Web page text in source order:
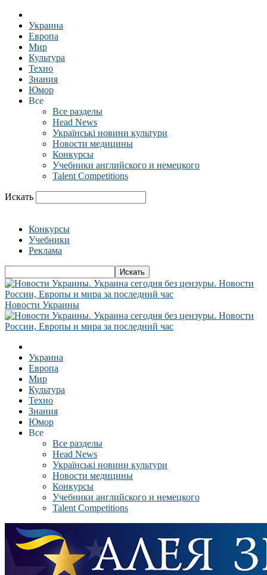
Украина
Европа
Мир
Культура
Техно
Знания
Юмор
Все
Все разделы
Head News
Українські новини культури
Новости медицины
Конкурсы
Учебники английского и немецкого
Talent Competitions
Искать
Конкурсы
Учебники
Реклама
Новости Украины
Украина
Европа
Мир
Культура
Техно
Знания
Юмор
Все
Все разделы
Head News
Українські новини культури
Новости медицины
Конкурсы
Учебники английского и немецкого
Talent Competitions